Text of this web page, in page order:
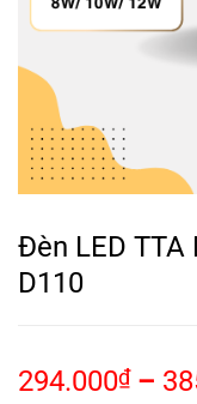
Đèn LED TTA
D110
294.000₫–